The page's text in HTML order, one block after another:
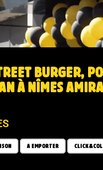
BURGER,
À NÎMES
A EMPORTER